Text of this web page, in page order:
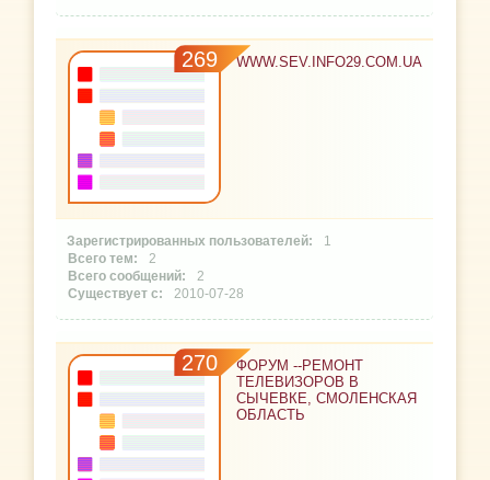
269 WWW.SEV.INFO29.COM.UA
1
2
2
2010-07-28
270
ФОРУМ --РЕМОНТ
ТЕЛЕВИЗОРОВ В
СЫЧЕВКЕ, СМОЛЕНСКАЯ
ОБЛАСТЬ